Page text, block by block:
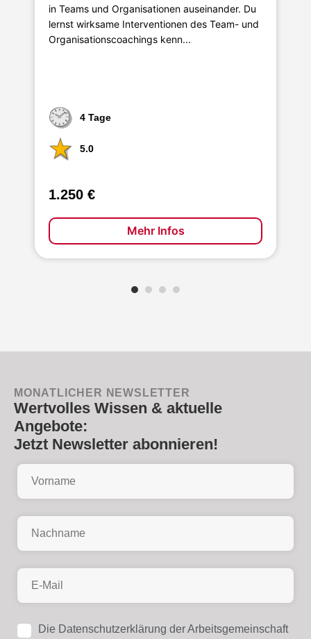
in Teams und Organisationen auseinander. Du
lernst wirksame Interventionen des Team- und
Organisationscoachings kenn...
4 Tage
5.0
1.250 €
Mehr Infos
MONATLICHER NEWSLETTER
Wertvolles Wissen & aktuelle
Angebote:
Jetzt Newsletter abonnieren!
Die Datenschutzerklärung der Arbeitsgemeinschaft